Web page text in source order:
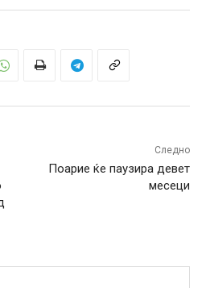
Следно
Поарие ќе паузира девет
месеци